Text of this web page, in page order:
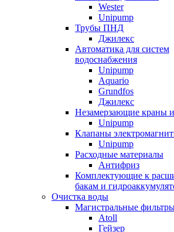
Wester
Unipump
Трубы ПНД
Джилекс
Автоматика для систем
водоснабжения
Unipump
Aquario
Grundfos
Джилекс
Незамерзающие краны
Unipump
Клапаны
Unipump
Расходные материалы
Антифриз
Комплектующие к
бакам и
Очистка воды
Магистральные
Atoll
Гейзер